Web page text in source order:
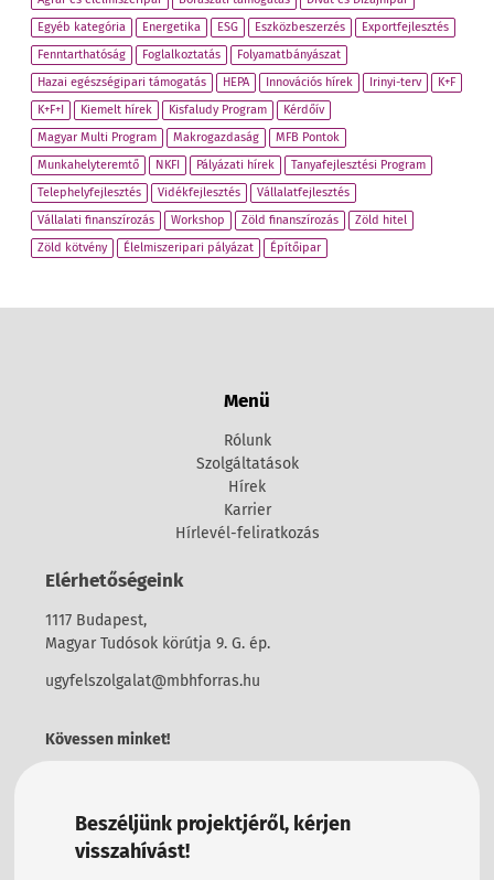
Egyéb kategória
Energetika ESG Eszközbeszerzés
Exportfejlesztés
Fenntarthatóság
Foglalkoztatás
Folyamatbányászat
Hazai egészségipari támogatás
HEPA Innovációs hírek Irinyi-terv
K+F
K+F+I
Kiemelt hírek Kisfaludy Program
Kérdőív
Magyar Multi Program
Makrogazdaság
MFB Pontok
Munkahelyteremtő
NKFI Pályázati hírek
Tanyafejlesztési Program
Telephelyfejlesztés
Vidékfejlesztés
Vállalatfejlesztés
Vállalati finanszírozás
Workshop Zöld finanszírozás
Zöld hitel
Zöld kötvény
Élelmiszeripari pályázat Építőipar
Menü
Rólunk
Szolgáltatások
Hírek
Karrier
Hírlevél-feliratkozás
Elérhetőségeink
1117 Budapest,
Magyar Tudósok körútja 9. G. ép.
ugyfelszolgalat@mbhforras.hu
Kövessen minket!
Beszéljünk projektjéről, kérjen
visszahívást!